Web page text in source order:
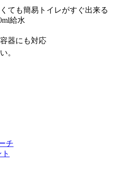
ても簡易トイレがすぐ出来る
給水
器にも対応
。
チ